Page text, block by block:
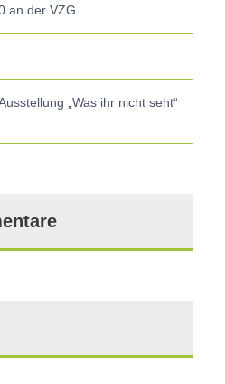
an der VZG
„Was ihr nicht seht“